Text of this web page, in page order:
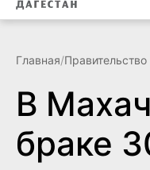
Главная/Правительство
В
браке